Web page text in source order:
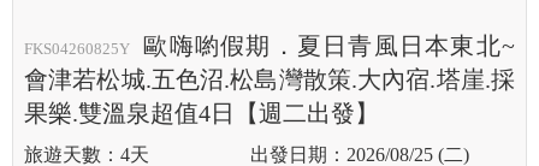
FKS04260825Y
歐嗨喲假期．夏日青風日本東北~
會津若松城.五色沼.松島灣散策.大內宿.塔崖.採
果樂.雙溫泉超值4日【週二出發】
4天 2026/08/25 (二)